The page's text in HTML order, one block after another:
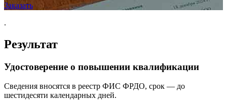
Заказать
.
Результат
Удостоверение о повышении квалификации
Сведения вносятся в реестр ФИС ФРДО, срок — до
шестидесяти календарных дней.